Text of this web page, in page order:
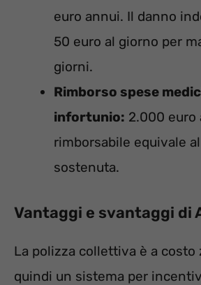
euro annui. Il danno
50 euro al giorno per
giorni.
Rimborso spese
infortunio: 2.000 euro
rimborsabile equivale
sostenuta.
Vantaggi e svantaggi di
La polizza collettiva è a costo
quindi un sistema per